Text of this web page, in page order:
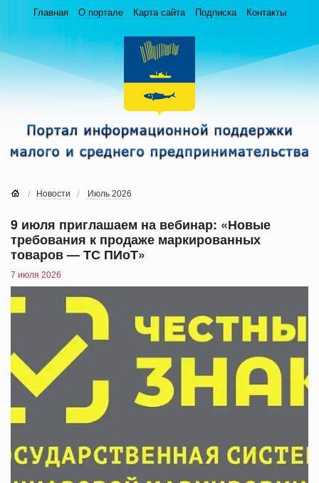
Главная О портале Карта сайта Подписка Контакты
Новости Июль 2026
9 июля приглашаем на вебинар: «Новые
требования к продаже маркированных
товаров — ТС ПИоТ»
7 июля 2026